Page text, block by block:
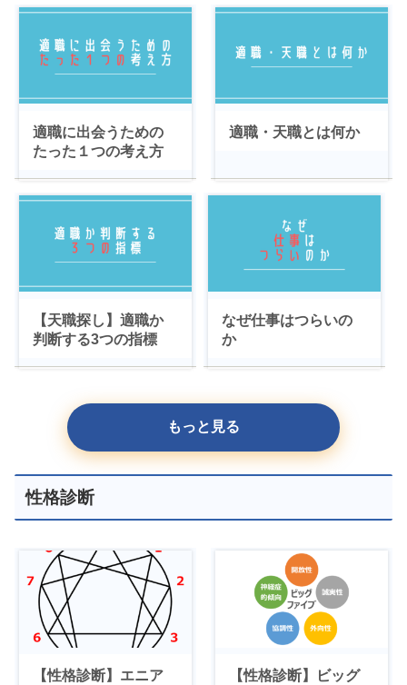
適職に出会うための
たった１つの考え方
適職・天職とは何か
【天職探し】適職か
判断する3つの指標
なぜ仕事はつらいの
か
もっと見る
性格診断
【性格診断】エニア
【性格診断】ビッグ